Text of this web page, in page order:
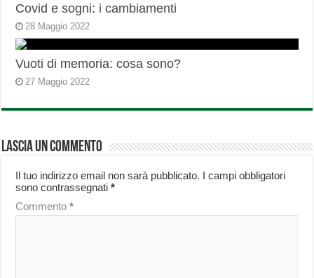
Covid e sogni: i cambiamenti
28 Maggio 2022
Vuoti di memoria: cosa sono?
27 Maggio 2022
Lascia un commento
Il tuo indirizzo email non sarà pubblicato. I campi obbligatori
sono contrassegnati*
Commento*